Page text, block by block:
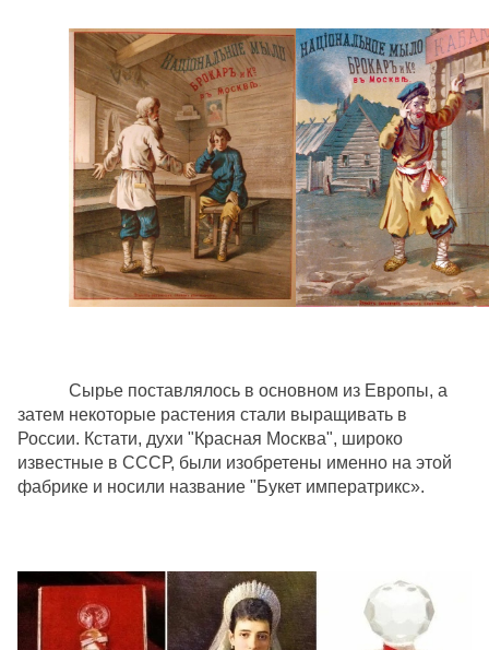
Сырье поставлялось в основном из Европы, а
затем некоторые растения стали выращивать в
России. Кстати, духи "Красная Москва", широко
известные в СССР, были изобретены именно на этой
фабрике и носили название "Букет императрикс».